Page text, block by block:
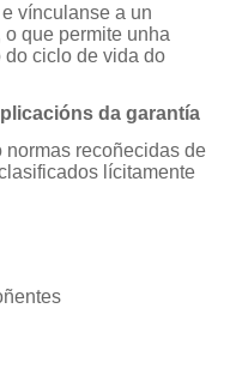
vínculanse a un
que permite unha
ciclo de vida do
da garantía
normas recoñecidas de
lícitamente